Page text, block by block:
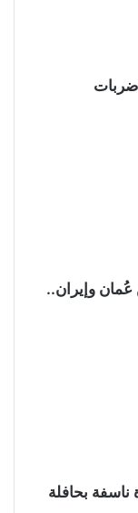
ضربات
وإيران..
بحافلة